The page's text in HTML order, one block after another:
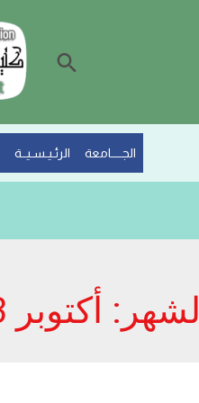
البحث
الجــــامعة الرئـيـسـيــة
الشهر: أكتوبر 2023